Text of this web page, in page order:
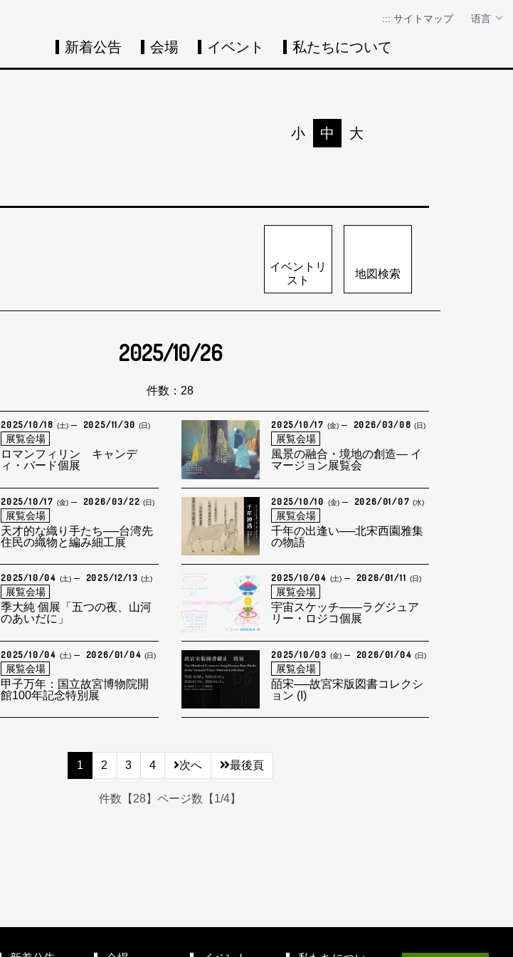
::: サイトマップ 语言
新着公告 会場 イベント 私たちについて
小 中 大
イベントリ
スト
地図検索
2025/10/26
件数：28
2025/10/18 (土) 2025/11/30(日)
展覧会場
ロマンフィリン キャンデ
ィ・バード個展
2025/10/17 (金) 2026/03/08(日)
展覧会場
風景の融合・境地の創造— イ
マージョン展覧会
2025/10/17 (金) 2026/03/22(日)
展覧会場
天才的な織り手たち──台湾先
住民の織物と編み細工展
2025/10/10 (金) 2026/01/07(水)
展覧会場
千年の出逢い──北宋西園雅集
の物語
2025/10/04 (土) 2025/12/13(土)
展覧会場
季大純 個展「五つの夜、山河
のあいだに」
2025/10/04 (土) 2026/01/11(日)
展覧会場
宇宙スケッチ――ラグジュア
リー・ロジコ個展
2025/10/04 (土) 2026/01/04(日)
展覧会場
甲子万年：国立故宮博物院開
館100年記念特別展
2025/10/03 (金) 2026/01/04(日)
展覧会場
皕宋──故宮宋版図書コレクシ
ョン (I)
1 2 3 4 次へ 最後頁
件数【28】ページ数【1/4】